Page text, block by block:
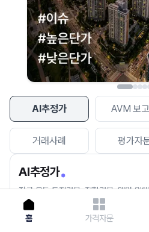
AI추정가 AVM 보
거래사례 평가자
AI추정가
전국 모든 토지건물, 집합건물, 매월 업
세요.
홈 가격자문